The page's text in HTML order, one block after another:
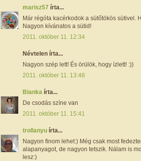
marisz57 írta...
Már régóta kacérkodok a sütőtökös sütivel.
Nagyon kívánatos a sütid!
2011. október 11. 12:34
Névtelen írta...
Nagyon szép lett! És örülök, hogy ízlett! :))
2011. október 11. 13:48
Bianka írta...
De csodás színe van
2011. október 11. 15:41
trollanyu írta...
Nagyon finom lehet:) Még csak most
alapanyagot, de nagyon tetszik. Nálam is
lesz:)